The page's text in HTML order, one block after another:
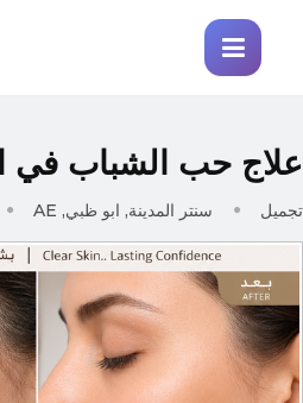
حب الشباب في
سنتر المدينة, ابو ظبي, AE